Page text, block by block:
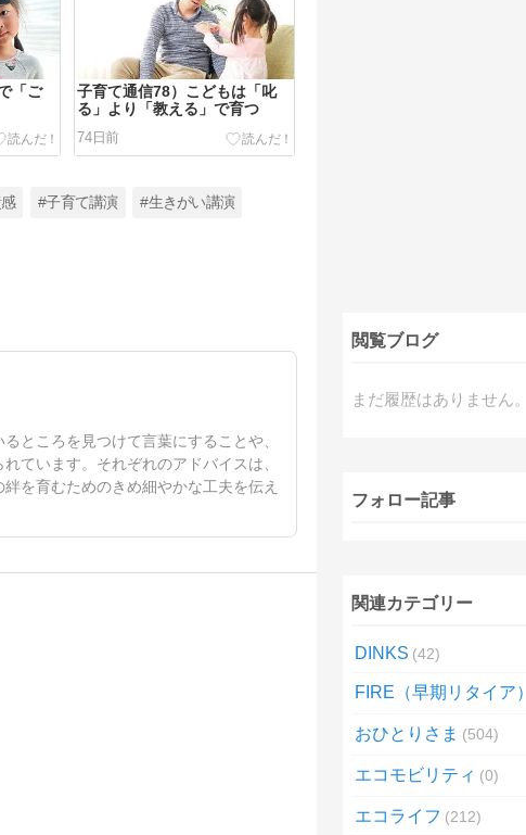
「ご
子育て通信78）こどもは「叱
る」より「教える」で育つ
74日前
#子育て講演 #生きがい講演
ところを見つけて言葉にすることや、
ています。それぞれのアドバイスは、
を育むためのきめ細やかな工夫を伝え
閲覧ブログ
まだ履歴はありません。
フォロー記事
関連カテゴリー
DINKS 42
FIRE（早期リタイア）
おひとりさま 504
エコモビリティ 0
エコライフ 212